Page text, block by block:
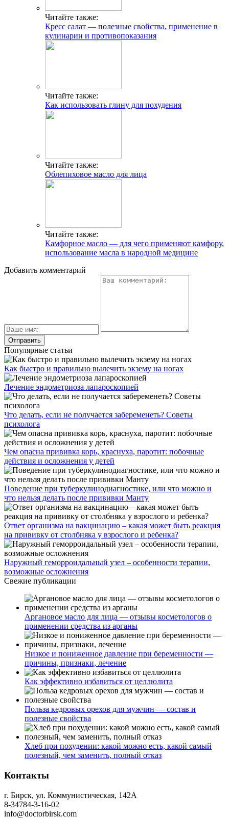
Читайте также:
Кресс салат — полезные свойства, применение в
кулинарии и противопоказания
Читайте также:
Как использовать глину для похудения
Читайте также:
Облепиховое масло для лица
Читайте также:
Камфорное масло — для чего применяют камфору,
использование масла в народной медицине
Добавить комментарий
Популярные статьи
Как быстро и правильно вылечить экзему на ногах
Лечение эндометриоза лапароскопией
Что делать, если не получается забеременеть? Советы
психолога
Чем опасна прививка корь, краснуха, паротит: побочные
действия и осложнения у детей
Поведение при туберкулинодиагностике, или что можно и
что нельзя делать после прививки Манту
Ответ организма на вакцинацию – какая может быть реакция
на прививку от столбняка у взрослого и ребенка?
Наружный геморроидальный узел – особенности терапии,
возможные осложнения
Свежие публикации
Аргановое масло для лица — отзывы косметологов о
применении средства из арганы
Низкое и пониженное давление при беременности —
причины, признаки, лечение
Как эффективно избавиться от целлюлита
Польза кедровых орехов для мужчин — состав и
полезные свойства
Хлеб при похудении: какой можно есть, какой самый
полезный, чем заменить, полный отказ
Контакты
г. Бирск, ул. Коммунистическая, 142А
8-34784-3-16-02
info@doctorbirsk.com